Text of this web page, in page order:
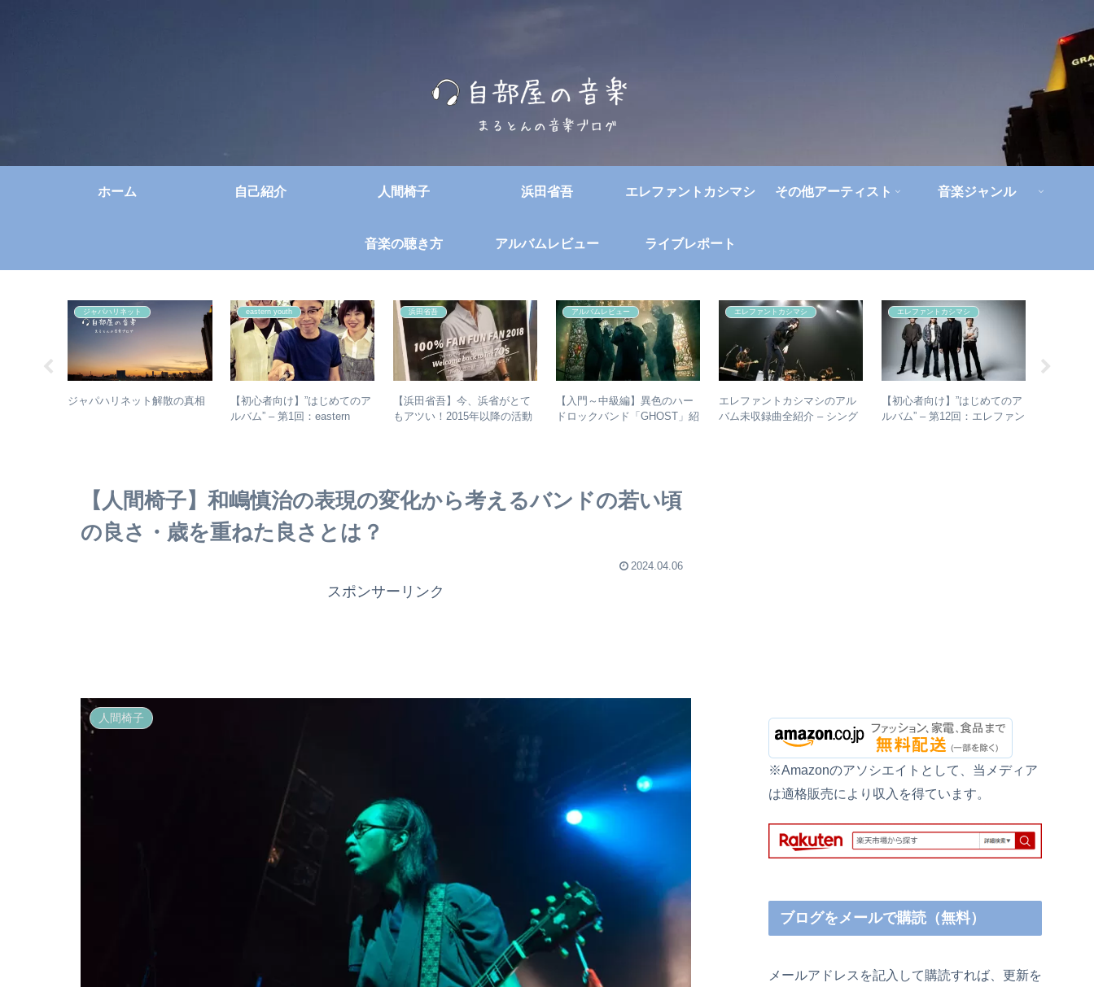
ホーム 自己紹介 人間椅子 浜田省吾 エレファントカシマシ その他アーティスト 音楽ジャンル
音楽の聴き方 アルバムレビュー ライブレポート
ジャパハリネット
ジャパハリネット解散の真相
eastern youth
【初心者向け】”はじめてのア
ルバム” – 第1回：eastern
浜田省吾
【浜田省吾】今、浜省がとて
もアツい！2015年以降の活動
アルバムレビュー
【入門～中級編】異色のハー
ドロックバンド「GHOST」紹
エレファントカシマシ
エレファントカシマシのアル
バム未収録曲全紹介 – シング
エレファントカシマシ
【初心者向け】”はじめてのア
ルバム” – 第12回：エレファン
【人間椅子】和嶋慎治の表現の変化から考えるバンドの若い頃
の良さ・歳を重ねた良さとは？
2024.04.06
スポンサーリンク
人間椅子
※Amazonのアソシエイトとして、当メディア
は適格販売により収入を得ています。
ブログをメールで購読（無料）
メールアドレスを記入して購読すれば、更新を